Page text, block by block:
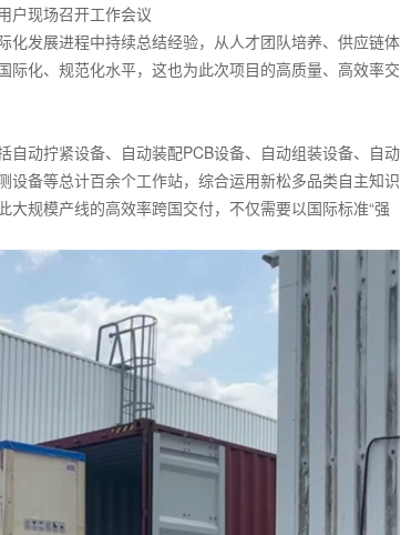
户现场召开工作会议
化发展进程中持续总结经验，从人才团队培养、供应链体
化、规范化水平，这也为此次项目的高质量、高效率交
自动拧紧设备、自动装配PCB设备、自动组装设备、自动
备等总计百余个工作站，综合运用新松多品类自主知识
规模产线的高效率跨国交付，不仅需要以国际标准“强